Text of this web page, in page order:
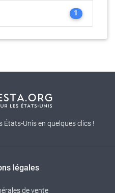
1
États-Unis en quelques clics !
légales
de vente